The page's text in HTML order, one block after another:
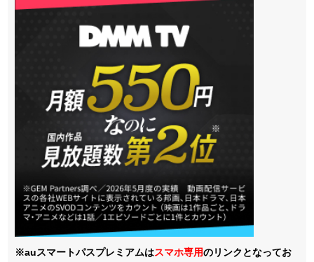
※auスマートパスプレミアムはスマホ専用のリンクとなってお